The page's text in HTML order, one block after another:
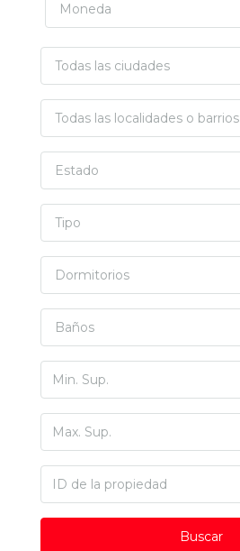
Moneda
Todas las ciudades
Todas las localidades o barrios
Estado
Tipo
Dormitorios
Baños
Buscar